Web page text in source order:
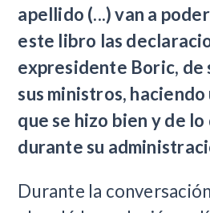
apellido (...) van a
este libro las
expresidente Boric, de
sus ministros, haciendo
que se hizo bien y de lo
durante su
Durante la